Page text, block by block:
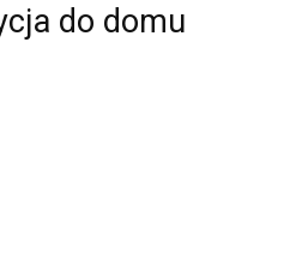
do domu